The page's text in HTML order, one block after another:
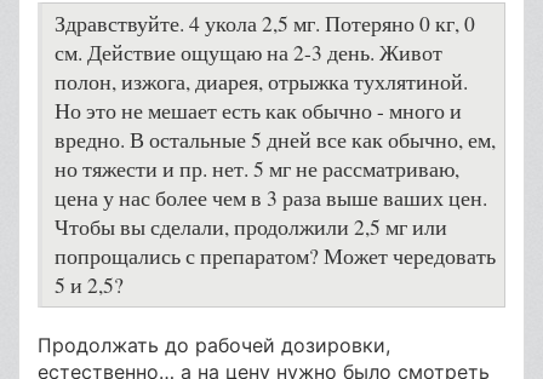
Здравствуйте. 4 укола 2,5 мг. Потеряно 0 кг, 0
см. Действие ощущаю на 2-3 день. Живот
полон, изжога, диарея, отрыжка тухлятиной.
Но это не мешает есть как обычно - много и
вредно. В остальные 5 дней все как обычно, ем,
но тяжести и пр. нет. 5 мг не рассматриваю,
цена у нас более чем в 3 раза выше ваших цен.
Чтобы вы сделали, продолжили 2,5 мг или
попрощались с препаратом? Может чередовать
5 и 2,5?
Продолжать до рабочей дозировки,
естественно… а на цену нужно было смотреть